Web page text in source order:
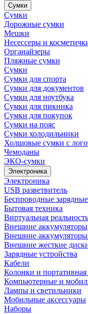
Сумки
Сумки
Дорожные сумки
Мешки
Несессеры и
Органайзеры
Пляжные сумки
Сумки
Сумки для спорта
Сумки для документов
Сумки для ноутбука
Сумки для пикника
Сумки для покупок
Сумки на пояс
Сумки холодильники
Холщовые сумки с
Чемоданы
ЭКО-сумки
Электроника
Электроника
USB разветвитель
Беспроводные
Бытовая техника
Виртуальная
Внешние аккумуляторы
Внешние аккумуляторы
Внешние жесткие
Зарядные устройства
Кабели
Колонки и портативная
Компьютерные и
Лампы и светильники
Мобильные аксессуары
Наборы